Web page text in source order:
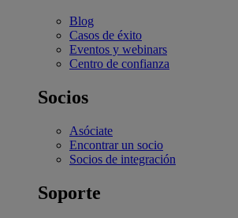
Blog
Casos de éxito
Eventos y webinars
Centro de confianza
Socios
Asóciate
Encontrar un socio
Socios de integración
Soporte